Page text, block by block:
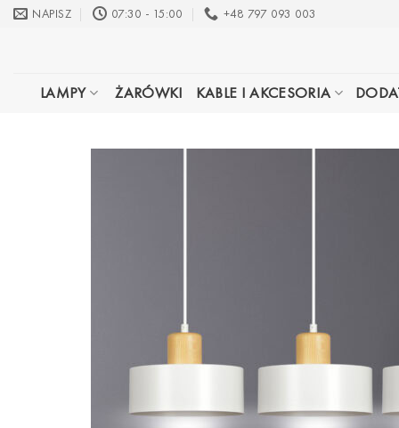
PrzewińNAPISZ 07:30 - 15:00 +48 797 093 003
LAMPY ŻARÓWKI KABLE I AKCESORIA